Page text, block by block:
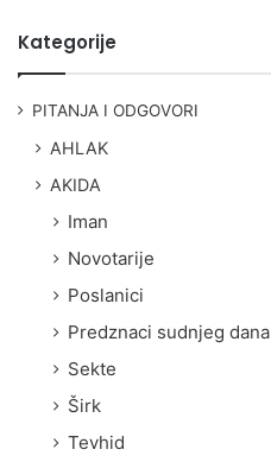
Kategorije
PITANJA I ODGOVORI
AHLAK
AKIDA
Iman
Novotarije
Poslanici
Predznaci sudnjeg dana
Sekte
Širk
Tevhid